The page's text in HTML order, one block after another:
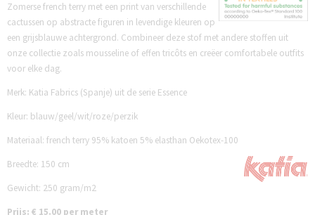
Zomerse french terry met een print van verschillende
cactussen op abstracte figuren in levendige kleuren op
een grijsblauwe achtergrond. Combineer deze stof met andere stoffen uit
onze collectie zoals mousseline of effen tricôts en creëer comfortabele outfits
voor elke dag.
Merk: Katia Fabrics (Spanje) uit de serie Essence
Kleur: blauw/geel/wit/roze/perzik
Materiaal: french terry 95% katoen 5% elasthan Oekotex-100
Breedte: 150 cm
Gewicht: 250 gram/m2
Prijs: € 15.00 per meter